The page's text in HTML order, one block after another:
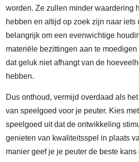
worden. Ze zullen minder waardering
hebben en altijd op zoek zijn naar iets
belangrijk om een evenwichtige
materiële bezittingen aan te
dat geluk niet afhangt van de
hebben.
Dus onthoud, vermijd overdaad als
van speelgoed voor je peuter. Kies
speelgoed uit dat de ontwikkeling
genieten van kwaliteitsspel in plaats
manier geef je je peuter de beste